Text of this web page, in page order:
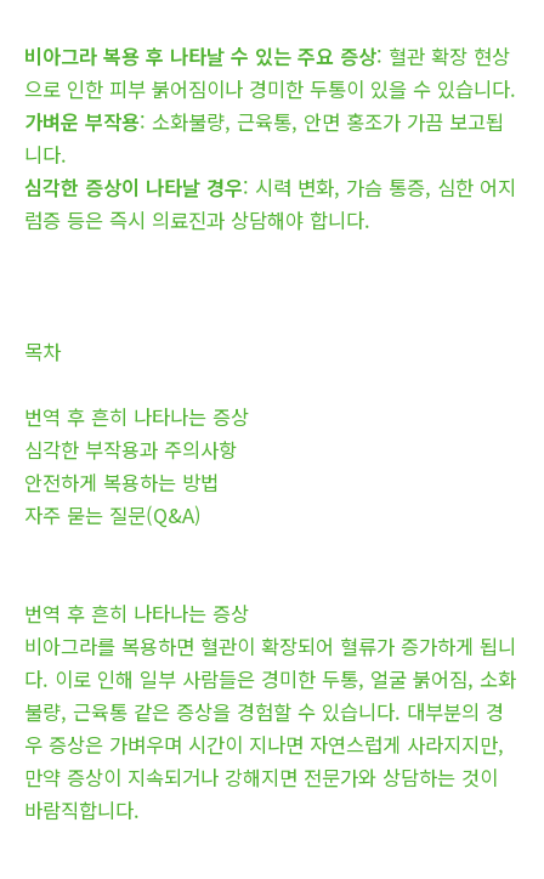
비아그라 복용 후 나타날 수 있는 주요 증상: 혈관 확장 현상
으로 인한 피부 붉어짐이나 경미한 두통이 있을 수 있습니다.
가벼운 부작용: 소화불량, 근육통, 안면 홍조가 가끔 보고됩
니다.
심각한 증상이 나타날 경우: 시력 변화, 가슴 통증, 심한 어지
럼증 등은 즉시 의료진과 상담해야 합니다.
목차
번역 후 흔히 나타나는 증상
심각한 부작용과 주의사항
안전하게 복용하는 방법
자주 묻는 질문(Q&A)
번역 후 흔히 나타나는 증상
비아그라를 복용하면 혈관이 확장되어 혈류가 증가하게 됩니
다. 이로 인해 일부 사람들은 경미한 두통, 얼굴 붉어짐, 소화
불량, 근육통 같은 증상을 경험할 수 있습니다. 대부분의 경
우 증상은 가벼우며 시간이 지나면 자연스럽게 사라지지만,
만약 증상이 지속되거나 강해지면 전문가와 상담하는 것이
바람직합니다.